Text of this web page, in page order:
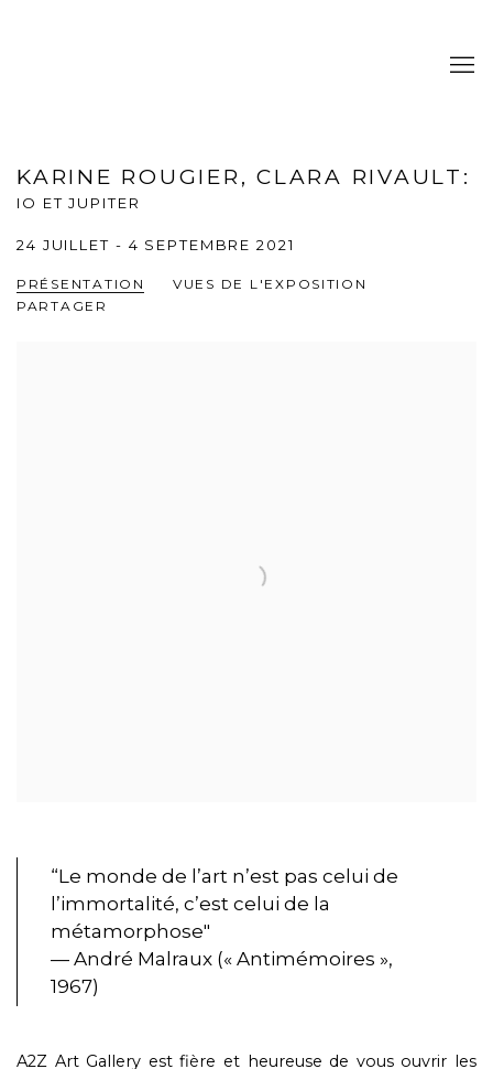
KARINE ROUGIER, CLARA RIVAULT :
IO ET JUPITER
24 JUILLET - 4 SEPTEMBRE 2021
PRÉSENTATION
VUES DE L'EXPOSITION
PARTAGER
“Le monde de l’art n’est pas celui de
l’immortalité, c’est celui de la
métamorphose"
— André Malraux (« Antimémoires »,
1967)
A2Z Art Gallery est fière et heureuse de vous ouvrir les